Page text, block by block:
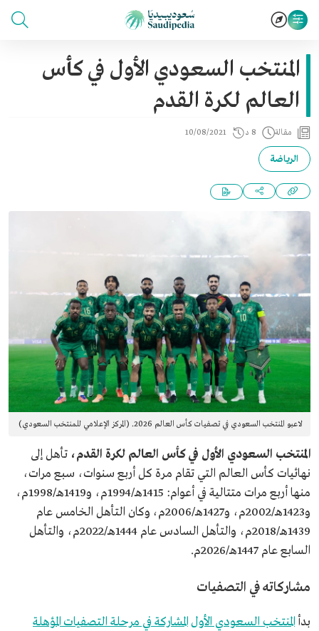
المنتخب السعودي الأول في كأس
العالم لكرة القدم
مقالة 8 د 10/08/2021
الرياضة
لاعبو المنتخب السعودي في تصفيات كأس العالم 2026. (المركز الإعلامي للمنتخب السعودي)
المنتخب السعودي الأول في كأس العالم لكرة القدم، تأهل إلى
نهائيات كأس العالم التي تقام مرة كل أربع سنوات، سبع مرات،
منها أربع مرات متتالية في أعوام: 1415هـ/1994م، و1419هـ/1998م،
و1423هـ/2002م، و1427هـ/2006م، وكان التأهل الخامس عام
1439هـ/2018م، والتأهل السادس عام 1444هـ/2022م، والتأهل
السابع عام 1447هـ/2026م.
مشاركاته في التصفيات
بدأ المنتخب السعودي الأولالمشاركة في مرحلة التصفيات المؤهلة